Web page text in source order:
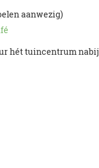
aanwezig)
hét tuincentrum